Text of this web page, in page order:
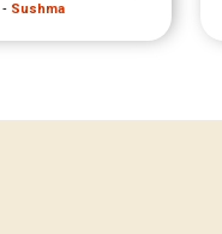
- Sushma